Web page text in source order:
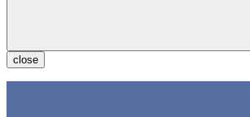
close